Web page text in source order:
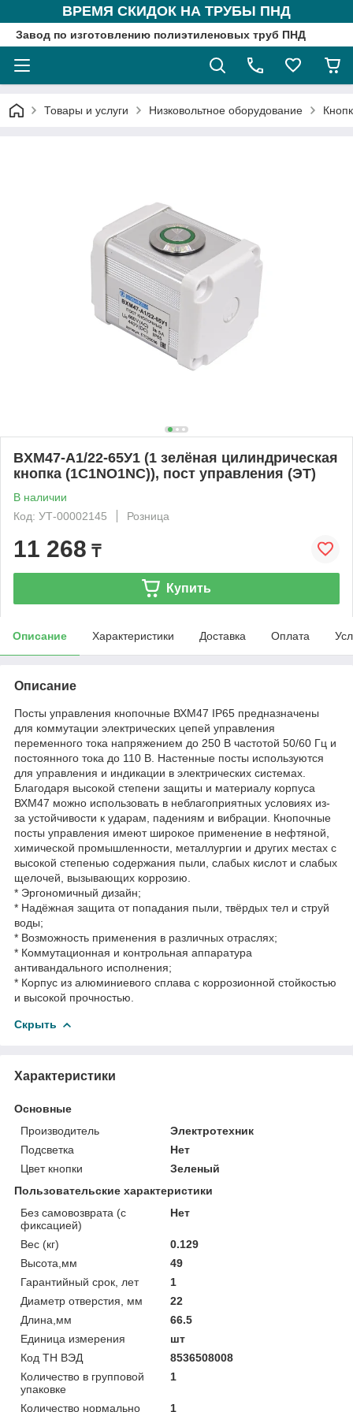
ВРЕМЯ СКИДОК НА ТРУБЫ ПНД
Завод по изготовлению полиэтиленовых труб ПНД
Товары и услуги Низковольтное оборудование
BXM47-A1/22-65У1 (1 зелёная цилиндрическая
кнопка (1C1NO1NC)), пост управления (ЭТ)
В наличии
Код: УТ-00002145
Розница
11 268 ₸
Купить
Описание Характеристики Доставка Оплата
Описание
Посты управления кнопочные ВХМ47 IP65 предназначены
для коммутации электрических цепей управления
переменного тока напряжением до 250 В частотой 50/60 Гц и
постоянного тока до 110 В. Настенные посты используются
для управления и индикации в электрических системах.
Благодаря высокой степени защиты и материалу корпуса
ВХМ47 можно использовать в неблагоприятных условиях из-
за устойчивости к ударам, падениям и вибрации. Кнопочные
посты управления имеют широкое применение в нефтяной,
химической промышленности, металлургии и других местах с
высокой степенью содержания пыли, слабых кислот и слабых
щелочей, вызывающих коррозию.
* Эргономичный дизайн;
* Надёжная защита от попадания пыли, твёрдых тел и струй
воды;
* Возможность применения в различных отраслях;
* Коммутационная и контрольная аппаратура
антивандального исполнения;
* Корпус из алюминиевого сплава с коррозионной стойкостью
и высокой прочностью.
Скрыть
Характеристики
Основные
Производитель
Электротехник
Подсветка
Нет
Цвет кнопки
Зеленый
Пользовательские характеристики
Без самовозврата (с
фиксацией)
Нет
Вес (кг)
0.129
Высота,мм
49
Гарантийный срок, лет
1
Диаметр отверстия, мм
22
Длина,мм
66.5
Единица измерения
шт
Код ТН ВЭД
8536508008
Количество в групповой
упаковке
1
Количество нормально 1